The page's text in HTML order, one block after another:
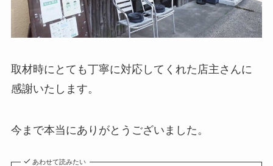
取材時にとても丁寧に対応してくれた店主さんに
感謝いたします。
今まで本当にありがとうございました。
あわせて読みたい